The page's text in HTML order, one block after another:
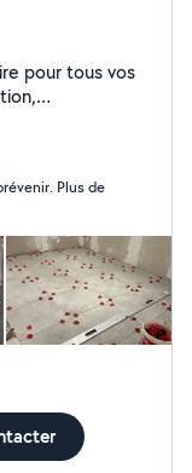
jusqu'à la
un suivi
projet.
gratuit et
Plus de